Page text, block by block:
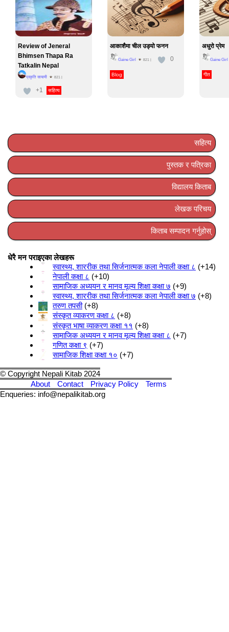
Review of Jeneral
Bhimsen Thapa Ra
Tatkalin Nepal
प्रकृति सायामी 821
+1 सहित्य
आकाशैमा चील उड्यो फनन
Gaine Girl 821 0
Blog
अधुरो प्रेम
Gaine Girl
गीत
सहित्य
पुस्तक र पत्रिका
विद्यालय किताब
लेखक परिचय
किताब सम्पादन गर्नुहोस्
धेरै मन पराइएका लेखहरू
स्वास्थ्य, शाररीक तथा सिर्जनात्मक कला नेपाली कक्षा ८
+14
नेपाली कक्षा ८
+10
सामाजिक अध्ययन र मानव मूल्य शिक्षा कक्षा ७ +9
स्वास्थ्य, शाररीक तथा सिर्जनात्मक कला नेपाली कक्षा ७ +8
तरुण तपसी +8
संस्कृत व्याकरण कक्षा ८
+8
संस्कृत भाषा व्याकरण कक्षा ११
+8
सामाजिक अध्ययन र मानव मूल्य शिक्षा कक्षा ८
+7
गणित कक्षा ९
+7
सामाजिक शिक्षा कक्षा १० +7
© Copyright Nepali Kitab 2024
About
Contact Privacy Policy
Terms
Enqueries: info@nepalikitab.org